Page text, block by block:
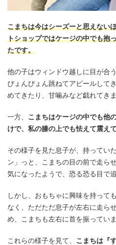
こまちは今はシーズーと思えない
トショップではケージの中でも抱
たです。
他の子はウィンドウ越しに目が合
ぴょんぴょん跳ねてアピールして
めてきたり、甘噛みなど戯れてきま
一方、 こまちはケージの中でも他
けで、私の膝の上でも怯えて震えて
その様子を見た息子が、持ってい
ン」っと、こまちの目の前で走ら
気になったようで、恐る恐る目で
しかし、おもちゃに興味を持って
なく、ただただ息子が左右に走ら
め、こまちも左右に首を振っていま
これらの様子を見て、 こまちは『